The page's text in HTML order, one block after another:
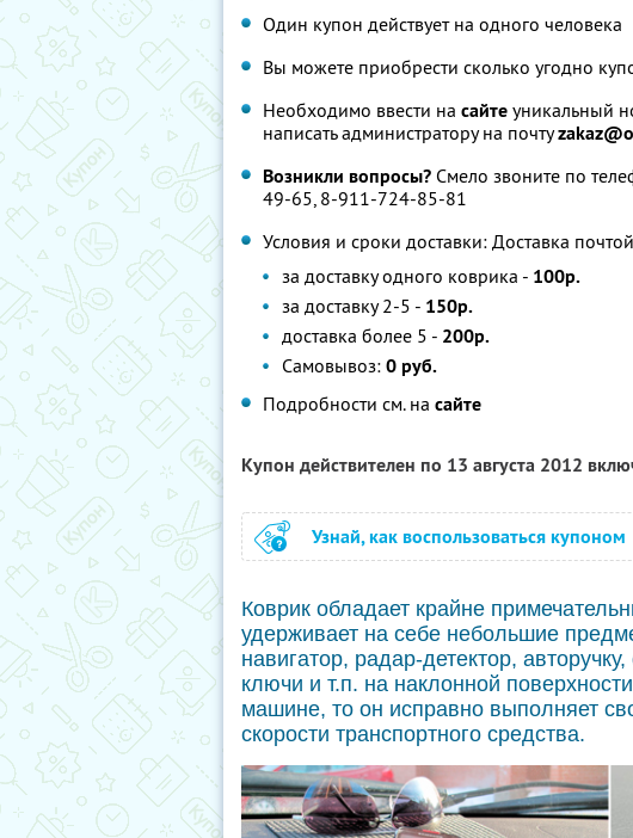
Один купон действует на одного человека
Вы можете приобрести сколько угодно
Необходимо ввести на сайте уникальный
написать администратору на почту
Возникли вопросы? Смело звоните по
49-65, 8-911-724-85-81
Условия и сроки доставки: Доставка
за доставку одного коврика - 100р.
за доставку 2-5 - 150р.
доставка более 5 - 200р.
Самовывоз: 0 руб.
Подробности см. на сайте
Купон действителен по 13 августа 2012
Узнай, как воспользоваться купоном
Коврик обладает крайне
удерживает на себе небольшие
навигатор, радар-детектор,
ключи и т.п. на наклонной
машине, то он исправно выполняет
скорости транспортного средства.